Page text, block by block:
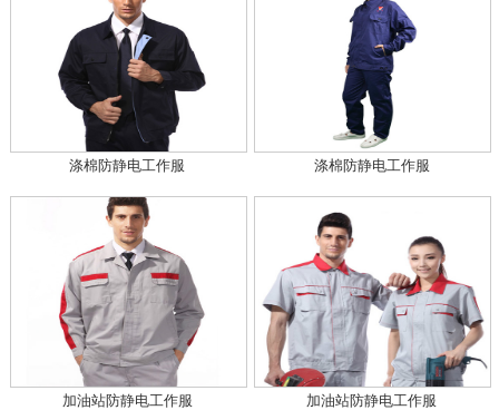
涤棉防静电工作服 涤棉防静电工作服
加油站防静电工作服 加油站防静电工作服